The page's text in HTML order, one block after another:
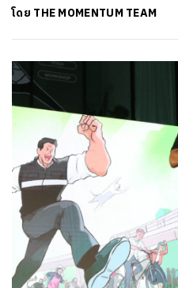
โดย THE MOMENTUM TEAM
SHARE TWEET